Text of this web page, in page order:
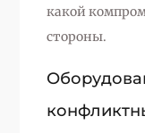
какой
стороны.